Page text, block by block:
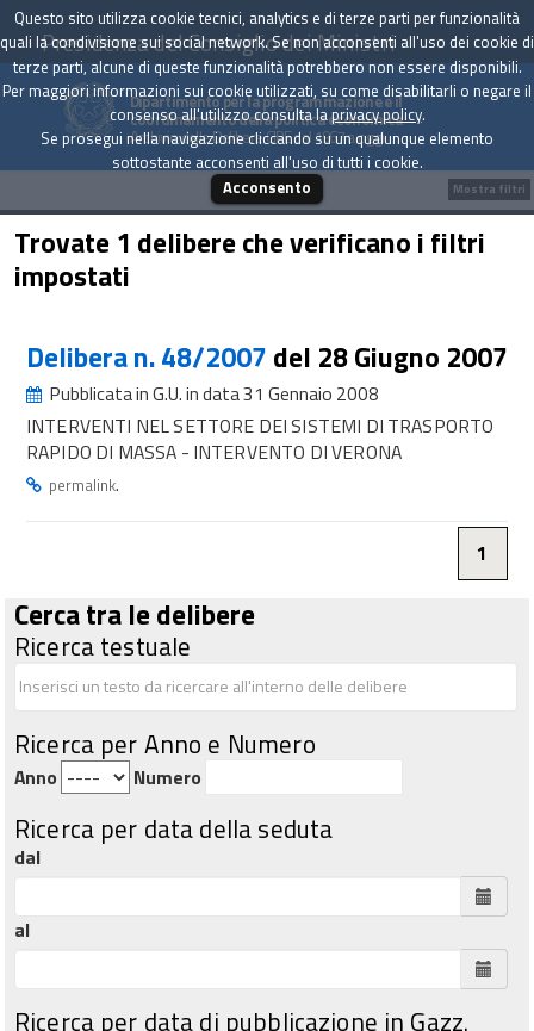
Presidenza del Consiglio dei Ministri
Dipartimento per la programmazione e il
coordinamento della politica economica
Archivio delle Delibere CIPE dal 1967 a oggi
Trovate 1 delibere che verificano i filtri
impostati
Delibera n. 48/2007 del 28 Giugno 2007
Pubblicata in G.U. in data 31 Gennaio 2008
INTERVENTI NEL SETTORE DEI SISTEMI DI TRASPORTO
RAPIDO DI MASSA - INTERVENTO DI VERONA
permalink.
1
Cerca tra le delibere
Ricerca testuale
Ricerca per Anno e Numero
Anno Numero
Ricerca per data della seduta
dal
al
Ricerca per data di pubblicazione in Gazz.
Mostra filtri
Questo sito utilizza cookie tecnici, analytics e di terze parti per funzionalità
quali la condivisione sui social network. Se non acconsenti all'uso dei cookie di
terze parti, alcune di queste funzionalità potrebbero non essere disponibili.
Per maggiori informazioni sui cookie utilizzati, su come disabilitarli o negare il
consenso all'utilizzo consulta laprivacy policy.
Se prosegui nella navigazione cliccando su un qualunque elemento
sottostante acconsenti all'uso di tutti i cookie.
Acconsento